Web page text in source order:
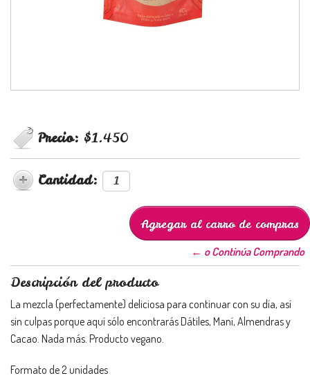
Precio: $1.450
Cantidad:
← o Continúa Comprando
Descripción del producto
La mezcla (perfectamente) deliciosa para continuar con su día, así
sin culpas porque aquí sólo encontrarás Dátiles, Maní, Almendras y
Cacao. Nada más. Producto vegano.
Formato de 2 unidades